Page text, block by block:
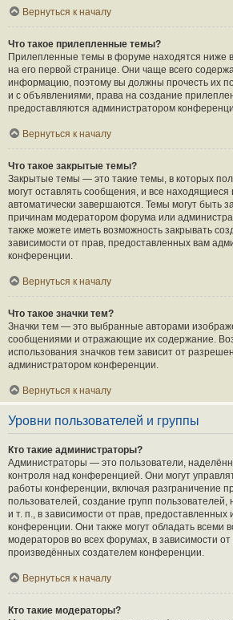
Вернуться к началу
Что такое прилепленные темы?
Прилепленные темы в форуме находятся ниже
на его первой странице. Они чаще всего
информацию, поэтому вы должны прочесть их
и с объявлениями, права на создание
предоставляются администратором
Вернуться к началу
Что такое закрытые темы?
Закрытые темы — это такие темы, в которых
могут оставлять сообщения, и все находящиеся
автоматически завершаются. Темы могут быть
причинам модератором форума или
также можете иметь возможность закрывать
зависимости от прав, предоставленных вам
конференции.
Вернуться к началу
Что такое значки тем?
Значки тем — это выбранные авторами
сообщениями и отражающие их содержание.
использования значков тем зависит от
администратором конференции.
Вернуться к началу
Уровни пользователей и группы
Кто такие администраторы?
Администраторы — это пользователи,
контроля над конференцией. Они могут
работы конференции, включая разграничение
пользователей, создание групп
и т. п., в зависимости от прав, предоставленных
конференции. Они также могут обладать всеми
модераторов во всех форумах, в зависимости от
произведённых создателем конференции.
Вернуться к началу
Кто такие модераторы?